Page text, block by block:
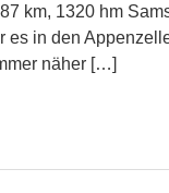
km, 1320 hm
es in den
näher […]